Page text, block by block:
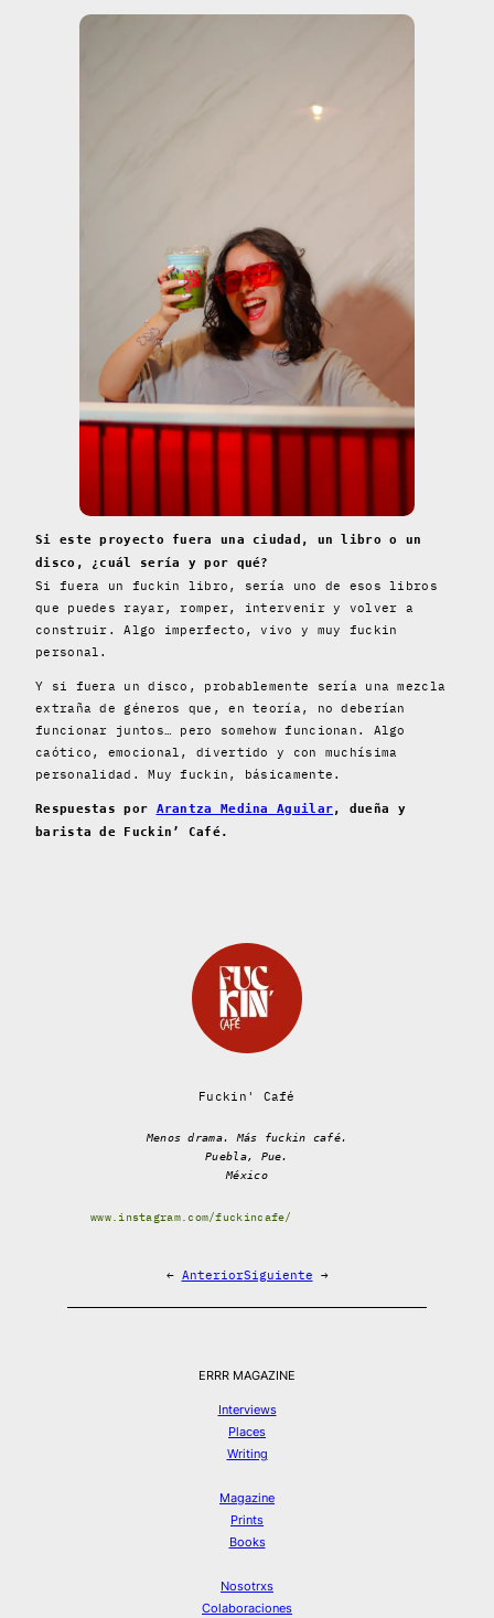
Si este proyecto fuera una ciudad, un libro o un
disco, ¿cuál sería y por qué?
Si fuera un fuckin libro, sería uno de esos libros
que puedes rayar, romper, intervenir y volver a
construir. Algo imperfecto, vivo y muy fuckin
personal.
Y si fuera un disco, probablemente sería una mezcla
extraña de géneros que, en teoría, no deberían
funcionar juntos… pero somehow funcionan. Algo
caótico, emocional, divertido y con muchísima
personalidad. Muy fuckin, básicamente.
Respuestas por Arantza Medina Aguilar, dueña y
barista de Fuckin’ Café.
Fuckin' Café
Menos drama. Más fuckin café.
Puebla, Pue.
México
www.instagram.com/fuckincafe/
← AnteriorSiguiente →
ERRR MAGAZINE
Interviews
Places
Writing
Magazine
Prints
Books
Nosotrxs
Colaboraciones